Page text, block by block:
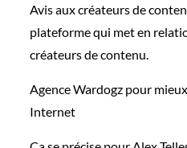
Avis aux créateurs de
plateforme qui met en
créateurs de contenu.
Agence Wardogz pour
Internet